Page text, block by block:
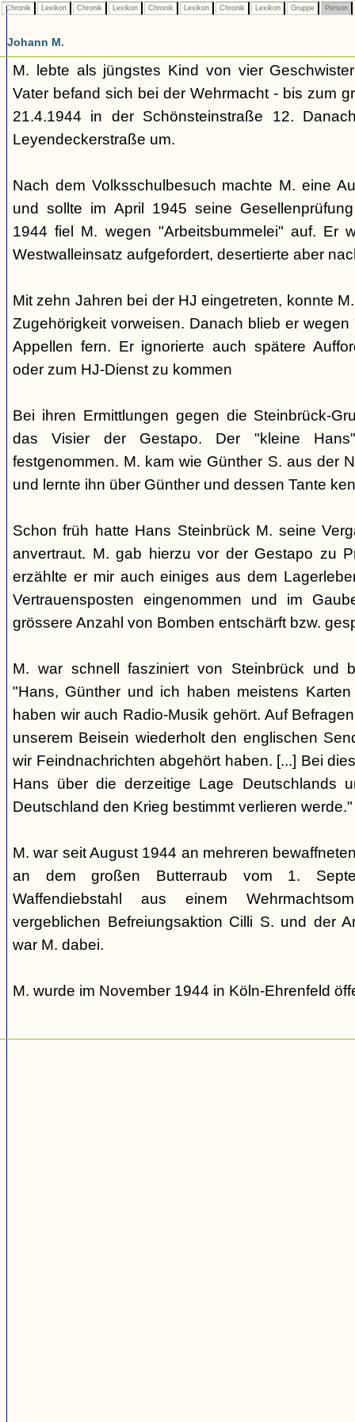
Chronik Lexikon Chronik Lexikon Chronik Lexikon Chronik Lexikon Gruppe Person
Johann M.
M. lebte als jüngstes Kind von vier
Vater befand sich bei der Wehrmacht - bis zum
21.4.1944 in der Schönsteinstraße 12.
Leyendeckerstraße um.
Nach dem Volksschulbesuch machte M. eine
und sollte im April 1945 seine
1944 fiel M. wegen "Arbeitsbummelei" auf. Er
Westwalleinsatz aufgefordert, desertierte aber
Mit zehn Jahren bei der HJ eingetreten, konnte
Zugehörigkeit vorweisen. Danach blieb er
Appellen fern. Er ignorierte auch spätere
oder zum HJ-Dienst zu kommen
Bei ihren Ermittlungen gegen die Steinbrück-
das Visier der Gestapo. Der "kleine
festgenommen. M. kam wie Günther S. aus der
und lernte ihn über Günther und dessen Tante
Schon früh hatte Hans Steinbrück M. seine
anvertraut. M. gab hierzu vor der Gestapo zu
erzählte er mir auch einiges aus dem
Vertrauensposten eingenommen und im
grössere Anzahl von Bomben entschärft bzw.
M. war schnell fasziniert von Steinbrück und
"Hans, Günther und ich haben meistens
haben wir auch Radio-Musik gehört. Auf
unserem Beisein wiederholt den englischen
wir Feindnachrichten abgehört haben. [...] Bei
Hans über die derzeitige Lage Deutschlands
Deutschland den Krieg bestimmt verlieren werde."
M. war seit August 1944 an mehreren
an dem großen Butterraub vom 1.
Waffendiebstahl aus einem
vergeblichen Befreiungsaktion Cilli S. und der
war M. dabei.
M. wurde im November 1944 in Köln-Ehrenfeld